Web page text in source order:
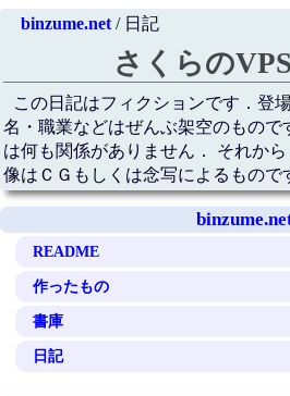
binzume.net/ 日記
さくらの
この日記はフィクションです．登
名・職業などはぜんぶ架空のもので
は何も関係がありません． それか
像はＣＧもしくは念写によるもので
README
作ったもの
書庫
日記